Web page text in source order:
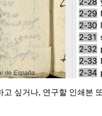
싶거나, 연구할 인쇄본